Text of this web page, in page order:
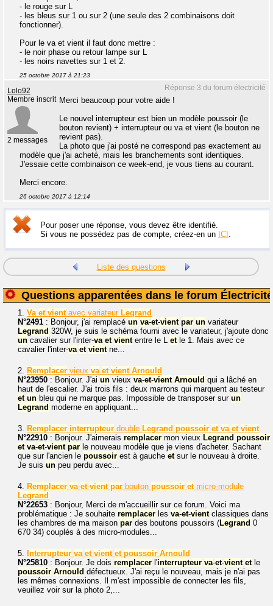
- le rouge sur L
- les bleus sur 1 ou sur 2 (une seule des 2 combinaisons doit
fonctionner).
Pour le va et vient il faut donc mettre :
- le noir phase ou retour lampe sur L
- les noirs navettes sur 1 et 2.
25 octobre 2017 à 21:23
Réponse 3 du forum électricité
Lolo92
Membre inscrit
2 messages
Merci beaucoup pour votre aide !
Le nouvel interrupteur est bien un modèle poussoir (le
bouton revient) + interrupteur ou va et vient (le bouton ne
revient pas).
La photo que j'ai posté ne correspond pas exactement au
modèle que j'ai acheté, mais les branchements sont identiques.
J'essaie cette combinaison ce week-end, je vous tiens au courant.
Merci encore.
26 octobre 2017 à 12:14
Pour poser une réponse, vous devez être identifié.
Si vous ne possédez pas de compte, créez-en un ICI .
Liste des questions
Questions apparentées dans le forum Électricité
1. Va et vientavec variateur Legrand
N°2491 : Bonjour, j'ai remplacé un va-et-vient par un variateur
Legrand 320W, je suis le schéma fourni avec le variateur, j'ajoute donc
un cavalier sur l'inter-va et viententre le L etle 1. Mais avec ce
cavalier l'inter-va et vientne...
2. Remplacer vieux va et vient Arnould
N°23950 : Bonjour. J'ai un vieux va-et-vient Arnould qui a lâché en
haut de l'escalier. J'ai trois fils : deux marrons qui marquent au testeur
et un bleu qui ne marque pas. Impossible de transposer sur un
Legrand moderne en appliquant...
3. Remplacer interrupteur double Legrand poussoir et va et vient
N°22910 : Bonjour. J'aimerais remplacer mon vieux Legrand poussoir
et va-et-vient par le nouveau modèle que je viens d'acheter. Sachant
que sur l'ancien le poussoir est à gauche etsur le nouveau à droite.
Je suis un peu perdu avec...
4. Remplacer va-et-vient par bouton poussoir etmicro-module
Legrand
N°22653 : Bonjour, Merci de m'accueillir sur ce forum. Voici ma
problématique : Je souhaite remplacer les va-et-vientclassiques dans
les chambres de ma maison par des boutons poussoirs (Legrand 0
670 34) couplés à des micro-modules...
5. Interrupteur va et vient et poussoir Arnould
N°25810 : Bonjour. Je dois remplacer l'interrupteur va-et-vient etle
poussoir Arnould défectueux. J'ai reçu le nouveau, mais je n'ai pas
les mêmes connexions. Il m'est impossible de connecter les fils,
veuillez voir sur la photo 2,...